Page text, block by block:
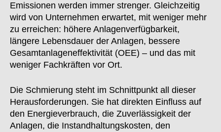
Emissionen werden immer strenger. Gleichzeitig
wird von Unternehmen erwartet, mit weniger mehr
zu erreichen: höhere Anlagenverfügbarkeit,
längere Lebensdauer der Anlagen, bessere
Gesamtanlageneffektivität (OEE) – und das mit
weniger Fachkräften vor Ort.
Die Schmierung steht im Schnittpunkt all dieser
Herausforderungen. Sie hat direkten Einfluss auf
den Energieverbrauch, die Zuverlässigkeit der
Anlagen, die Instandhaltungskosten, den